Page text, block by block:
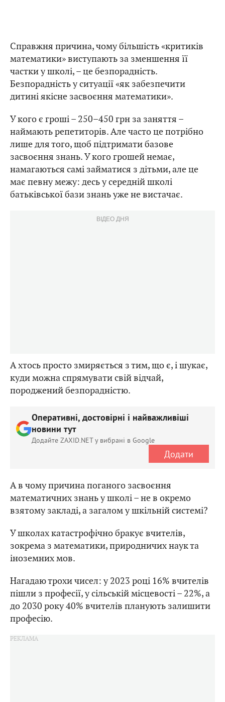
Справжня причина, чому більшість «критиків
математики» виступають за зменшення її
частки у школі, – це безпорадність.
Безпорадність у ситуації «як забезпечити
дитині якісне засвоєння математики».
У кого є гроші – 250–450 грн за заняття –
наймають репетиторів. Але часто це потрібно
лише для того, щоб підтримати базове
засвоєння знань. У кого грошей немає,
намагаються самі займатися з дітьми, але це
має певну межу: десь у середній школі
батьківської бази знань уже не вистачає.
ВІДЕО ДНЯ
А хтось просто змиряється з тим, що є, і шукає,
куди можна спрямувати свій відчай,
породжений безпорадністю.
Оперативні, достовірні і найважливіші
новини тут
Додайте ZAXID.NET у вибрані в Google
Додати
А в чому причина поганого засвоєння
математичних знань у школі – не в окремо
взятому закладі, а загалом у шкільній системі?
У школах катастрофічно бракує вчителів,
зокрема з математики, природничих наук та
іноземних мов.
Нагадаю трохи чисел: у 2023 році 16% вчителів
пішли з професії, у сільській місцевості – 22%, а
до 2030 року 40% вчителів планують залишити
професію.